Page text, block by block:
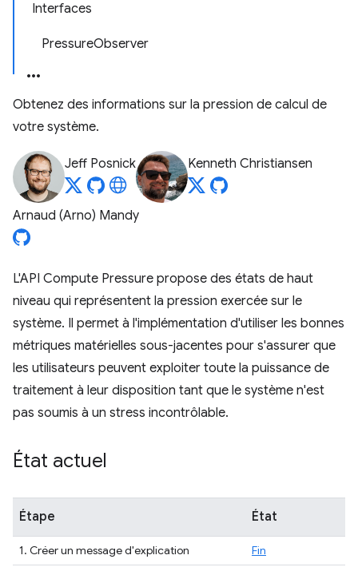
Interfaces
PressureObserver
Obtenez des informations sur la pression de calcul de
votre système.
Jeff Posnick Kenneth Christiansen
Arnaud (Arno) Mandy
L'API Compute Pressure propose des états de haut
niveau qui représentent la pression exercée sur le
système. Il permet à l'implémentation d'utiliser les bonnes
métriques matérielles sous-jacentes pour s'assurer que
les utilisateurs peuvent exploiter toute la puissance de
traitement à leur disposition tant que le système n'est
pas soumis à un stress incontrôlable.
État actuel
Étape État
1. Créer un message d'explication
Fin